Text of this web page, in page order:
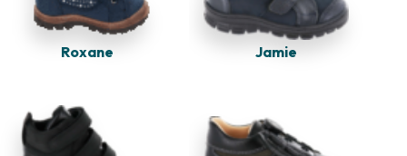
Roxane Jamie